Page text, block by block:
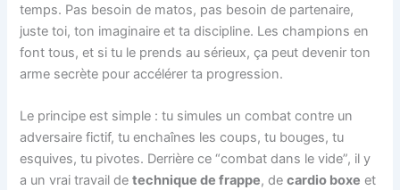
temps. Pas besoin de matos, pas besoin de partenaire,
juste toi, ton imaginaire et ta discipline. Les champions en
font tous, et si tu le prends au sérieux, ça peut devenir ton
arme secrète pour accélérer ta progression.
Le principe est simple : tu simules un combat contre un
adversaire fictif, tu enchaînes les coups, tu bouges, tu
esquives, tu pivotes. Derrière ce “combat dans le vide”, il y
a un vrai travail detechnique de frappe, decardio boxe et